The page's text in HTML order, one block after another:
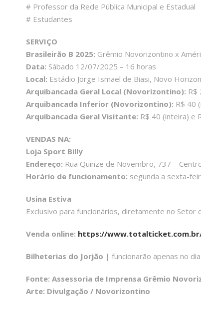
# Professor da Rede Pública Municipal e Estadual
# Estudantes
SERVIÇO
Brasileirão B 2025: Grêmio Novorizontino x
Data: Sábado 12/07/2025 – 16 horas
Local: Estádio Jorge Ismael de Biasi, Novo
Arquibancada Geral Local (Novorizontino): R$
Arquibancada Inferior (Novorizontino): R$ 40
Arquibancada Geral Visitante: R$ 40 (inteira) e
VENDAS NA:
Loja Sport Billy
Endereço: Rua Quinze de Novembro, 737 –
Horário de funcionamento: segunda a sexta-
Usina Estiva
Exclusivo para funcionários, diretamente no Setor
Venda online: https://
Bilheterias do Jorjão | funcionarão apenas no
Fonte: Assessoria de Imprensa Grêmio
Arte: Divulgação / Novorizontino